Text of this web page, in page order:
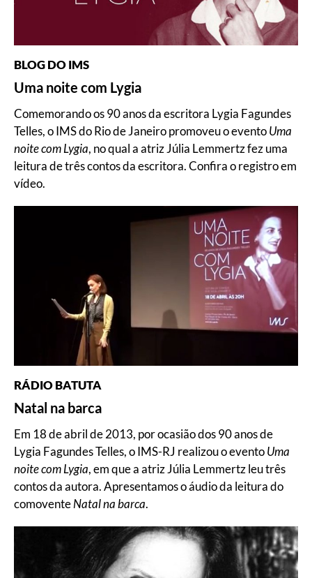
BLOG DO IMS
Uma noite com Lygia
Comemorando os 90 anos da escritora Lygia Fagundes
Telles, o IMS do Rio de Janeiro promoveu o eventoUma
noite com Lygia, no qual a atriz Júlia Lemmertz fez uma
leitura de três contos da escritora. Confira o registro em
vídeo.
RÁDIO BATUTA
Natal na barca
Em 18 de abril de 2013, por ocasião dos 90 anos de
Lygia Fagundes Telles, o IMS-RJ realizou o eventoUma
noite com Lygia, em que a atriz Júlia Lemmertz leu três
contos da autora. Apresentamos o áudio da leitura do
comoventeNatal na barca.